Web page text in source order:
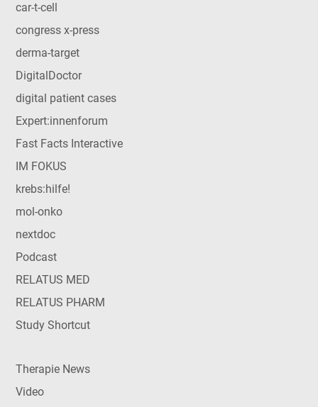
car-t-cell
congress x-press
derma-target
DigitalDoctor
digital patient cases
Expert:innenforum
Fast Facts Interactive
IM FOKUS
krebs:hilfe!
mol-onko
nextdoc
Podcast
RELATUS MED
RELATUS PHARM
Study Shortcut
Therapie News
Video